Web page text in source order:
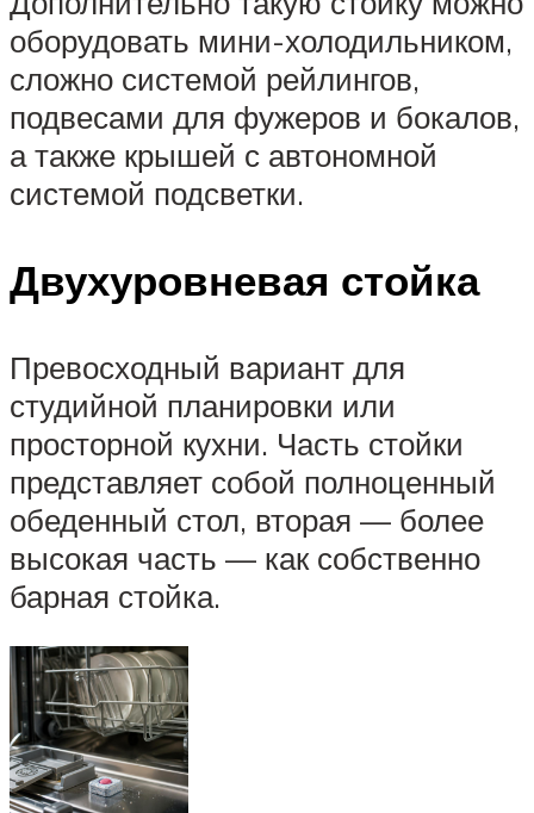
оборудовать мини-холодильником,
сложно системой рейлингов,
подвесами для фужеров и бокалов,
а также крышей с автономной
системой подсветки.
Двухуровневая стойка
Превосходный вариант для
студийной планировки или
просторной кухни. Часть стойки
представляет собой полноценный
обеденный стол, вторая — более
высокая часть — как собственно
барная стойка.